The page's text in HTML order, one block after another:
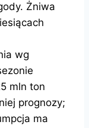
Żniwa
wg
mln ton
prognozy;
ma